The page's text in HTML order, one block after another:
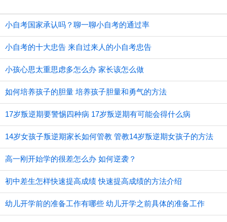
小自考国家承认吗？聊一聊小自考的通过率
小自考的十大忠告 来自过来人的小自考忠告
小孩心思太重思虑多怎么办 家长该怎么做
如何培养孩子的胆量 培养孩子胆量和勇气的方法
17岁叛逆期要警惕四种病 17岁叛逆期有可能会得什么病
14岁女孩子叛逆期家长如何管教 管教14岁叛逆期女孩子的方法
高一刚开始学的很差怎么办 如何逆袭？
初中差生怎样快速提高成绩 快速提高成绩的方法介绍
幼儿开学前的准备工作有哪些 幼儿开学之前具体的准备工作